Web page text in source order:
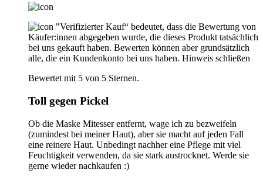
"Verifizierter Kauf“ bedeutet, dass die Bewertung von
Käufer:innen abgegeben wurde, die dieses Produkt tatsächlich
bei uns gekauft haben. Bewerten können aber grundsätzlich
alle, die ein Kundenkonto bei uns haben. Hinweis schließen
Bewertet mit 5 von 5 Sternen.
Toll gegen Pickel
Ob die Maske Mitesser entfernt, wage ich zu bezweifeln
(zumindest bei meiner Haut), aber sie macht auf jeden Fall
eine reinere Haut. Unbedingt nachher eine Pflege mit viel
Feuchtigkeit verwenden, da sie stark austrocknet. Werde sie
gerne wieder nachkaufen :)